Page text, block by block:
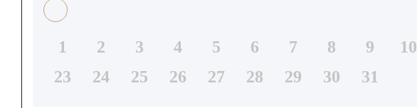
1 2 3 4 5 6 7 8 9 10
23
24 25 26 27 28 29 30 31